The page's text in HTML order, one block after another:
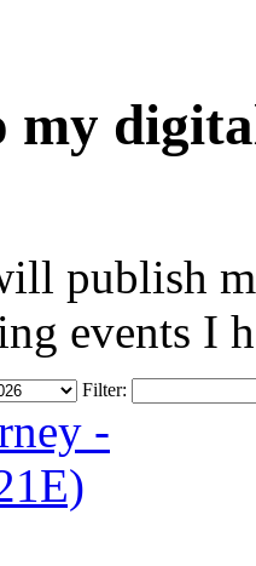
my
publish
events I
Filter: